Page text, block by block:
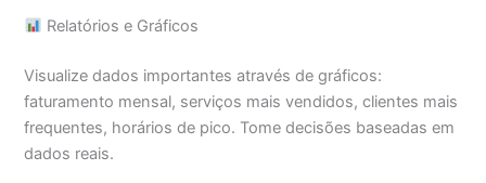
Relatórios e Gráficos
Visualize dados importantes através de gráficos:
faturamento mensal, serviços mais vendidos, clientes mais
frequentes, horários de pico. Tome decisões baseadas em
dados reais.